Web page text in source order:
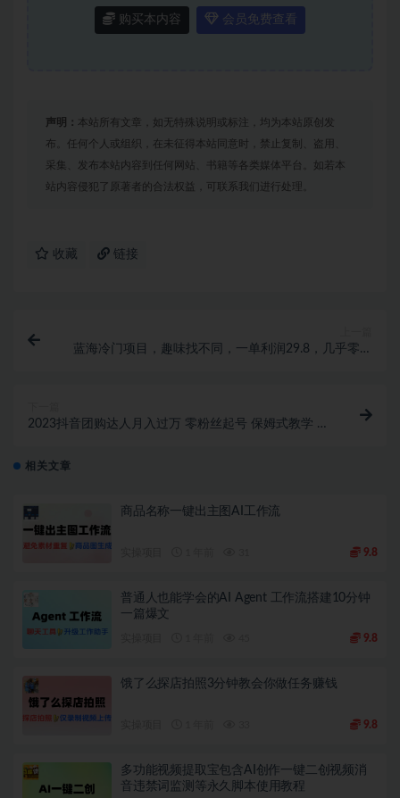
购买本内容 会员免费查看
声明： 本站所有文章，如无特殊说明或标注，均为本站原创发
布。任何个人或组织，在未征得本站同意时，禁止复制、盗用、
采集、发布本站内容到任何网站、书籍等各类媒体平台。如若本
站内容侵犯了原著者的合法权益，可联系我们进行处理。
收藏 链接
蓝海冷门项目，趣味找不同，一单利润29.8，几乎零成
2023抖音团购达人月入过万 零粉丝起号 保姆式教学 确
相关文章
商品名称一键出主图AI工作流
9.8
普通人也能学会的AI Agent 工作流搭建10分钟
一篇爆文
9.8
饿了么探店拍照3分钟教会你做任务赚钱
9.8
多功能视频提取宝包含AI创作一键二创视频消
音违禁词监测等永久脚本使用教程